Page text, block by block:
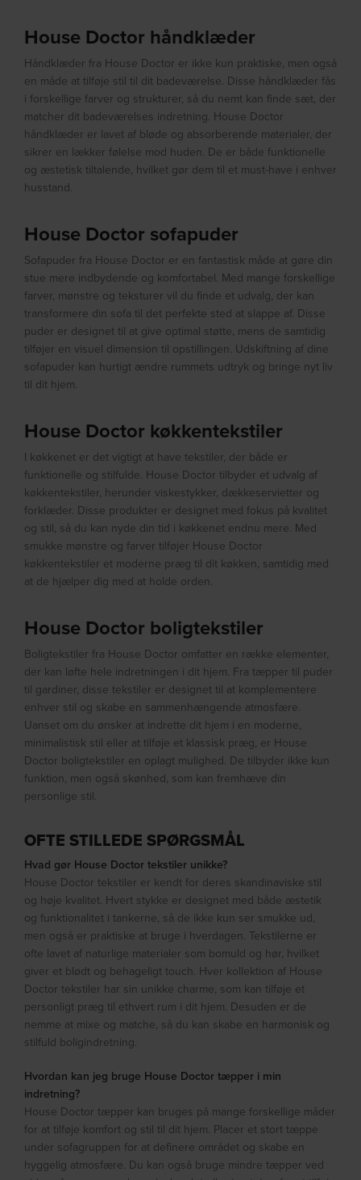
House Doctor håndklæder
Håndklæder fra House Doctor er ikke kun praktiske, men også
en måde at tilføje stil til dit badeværelse. Disse håndklæder fås
i forskellige farver og strukturer, så du nemt kan finde sæt, der
matcher dit badeværelses indretning. House Doctor
håndklæder er lavet af bløde og absorberende materialer, der
sikrer en lækker følelse mod huden. De er både funktionelle
og æstetisk tiltalende, hvilket gør dem til et must-have i enhver
husstand.
House Doctor sofapuder
Sofapuder fra House Doctor er en fantastisk måde at gøre din
stue mere indbydende og komfortabel. Med mange forskellige
farver, mønstre og teksturer vil du finde et udvalg, der kan
transformere din sofa til det perfekte sted at slappe af. Disse
puder er designet til at give optimal støtte, mens de samtidig
tilføjer en visuel dimension til opstillingen. Udskiftning af dine
sofapuder kan hurtigt ændre rummets udtryk og bringe nyt liv
til dit hjem.
House Doctor køkkentekstiler
I køkkenet er det vigtigt at have tekstiler, der både er
funktionelle og stilfulde. House Doctor tilbyder et udvalg af
køkkentekstiler, herunder viskestykker, dækkeservietter og
forklæder. Disse produkter er designet med fokus på kvalitet
og stil, så du kan nyde din tid i køkkenet endnu mere. Med
smukke mønstre og farver tilføjer House Doctor
køkkentekstiler et moderne præg til dit køkken, samtidig med
at de hjælper dig med at holde orden.
House Doctor boligtekstiler
Boligtekstiler fra House Doctor omfatter en række elementer,
der kan løfte hele indretningen i dit hjem. Fra tæpper til puder
til gardiner, disse tekstiler er designet til at komplementere
enhver stil og skabe en sammenhængende atmosfære.
Uanset om du ønsker at indrette dit hjem i en moderne,
minimalistisk stil eller at tilføje et klassisk præg, er House
Doctor boligtekstiler en oplagt mulighed. De tilbyder ikke kun
funktion, men også skønhed, som kan fremhæve din
personlige stil.
OFTE STILLEDE SPØRGSMÅL
Hvad gør House Doctor tekstiler unikke?
House Doctor tekstiler er kendt for deres skandinaviske stil
og høje kvalitet. Hvert stykke er designet med både æstetik
og funktionalitet i tankerne, så de ikke kun ser smukke ud,
men også er praktiske at bruge i hverdagen. Tekstilerne er
ofte lavet af naturlige materialer som bomuld og hør, hvilket
giver et blødt og behageligt touch. Hver kollektion af House
Doctor tekstiler har sin unikke charme, som kan tilføje et
personligt præg til ethvert rum i dit hjem. Desuden er de
nemme at mixe og matche, så du kan skabe en harmonisk og
stilfuld boligindretning.
Hvordan kan jeg bruge House Doctor tæpper i min
indretning?
House Doctor tæpper kan bruges på mange forskellige måder
for at tilføje komfort og stil til dit hjem. Placer et stort tæppe
under sofagruppen for at definere området og skabe en
hyggelig atmosfære. Du kan også bruge mindre tæpper ved